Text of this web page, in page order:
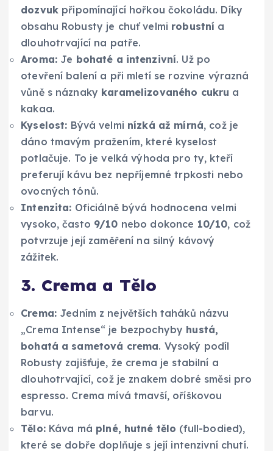
dozvukpřipomínající hořkou čokoládu. Díky
obsahu Robusty je chuť velmi robustní a
dlouhotrvající na patře.
Aroma:Je bohaté a intenzivní. Už po
otevření balení a při mletí se rozvine výrazná
vůně s náznaky karamelizovaného cukru a
kakaa.
Kyselost: Bývá velmi nízká až mírná, což je
dáno tmavým pražením, které kyselost
potlačuje. To je velká výhoda pro ty, kteří
preferují kávu bez nepříjemné trpkosti nebo
ovocných tónů.
Intenzita: Oficiálně bývá hodnocena velmi
vysoko, často 9/10 nebo dokonce 10/10, což
potvrzuje její zaměření na silný kávový
zážitek.
3. Crema a Tělo
Crema:Jedním z největších taháků názvu
„Crema Intense“ je bezpochyby hustá,
bohatá a sametová crema. Vysoký podíl
Robusty zajišťuje, že crema je stabilní a
dlouhotrvající, což je znakem dobré směsi pro
espresso. Crema mívá tmavší, oříškovou
barvu.
Tělo:Káva má plné, hutné tělo (full-bodied),
které se dobře doplňuje s její intenzivní chutí.